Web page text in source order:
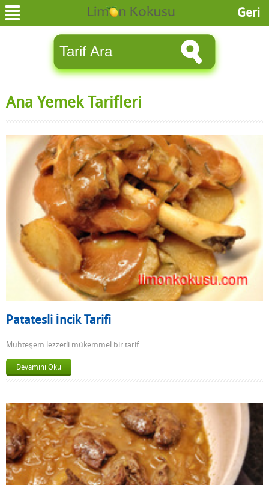
Geri
Ana Yemek Tarifleri
Patatesli İncik Tarifi
Muhteşem lezzetli mükemmel bir tarif.
Devamını Oku